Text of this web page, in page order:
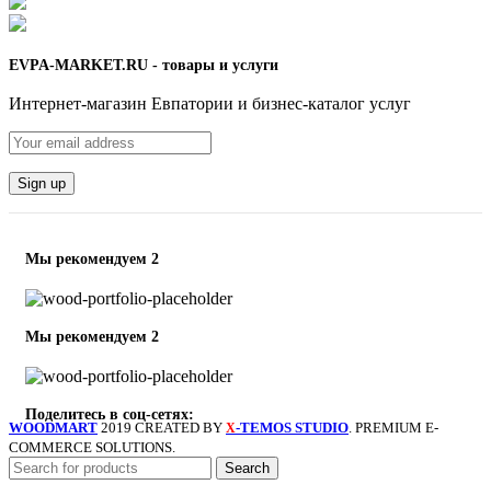
EVPA-MARKET.RU - товары и услуги
Интернет-магазин Евпатории и бизнес-каталог услуг
Мы рекомендуем 2
Мы рекомендуем 2
Поделитесь в соц-сетях:
WOODMART 2019 CREATED BY X-TEMOS STUDIO. PREMIUM E-
COMMERCE SOLUTIONS.
Search